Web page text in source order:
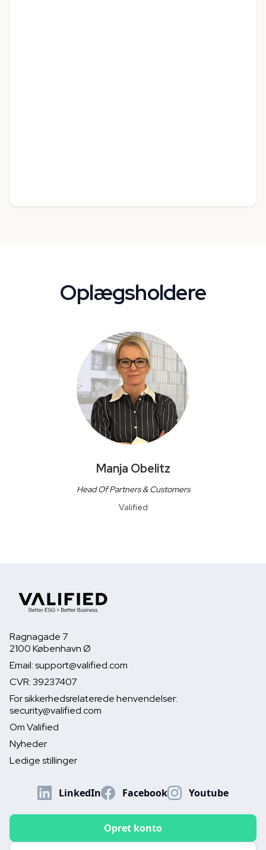
Oplægsholdere
Manja Obelitz
Head Of Partners & Customers
Valified
Ragnagade 7
2100 København Ø
Email: support@valified.com
CVR: 39237407
For sikkerhedsrelaterede henvendelser:
security@valified.com
Om Valified
Nyheder
Ledige stillinger
LinkedIn Facebook Youtube
Opret konto